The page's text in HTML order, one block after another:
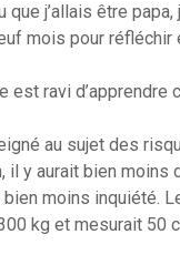
que j’allais être
mois pour
est ravi d’apprendre
au sujet des
il y aurait bien
moins inquiété.
kg et mesurait 50